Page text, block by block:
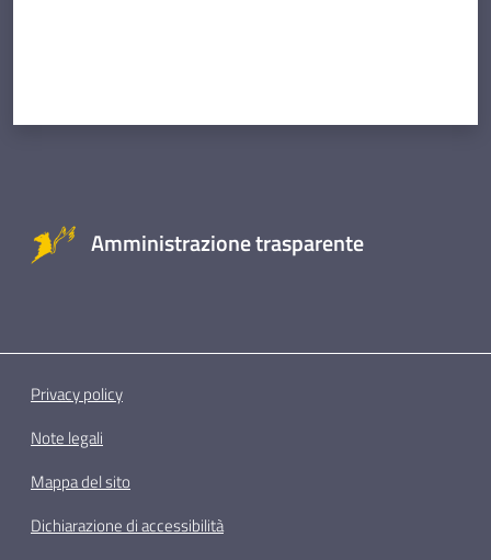
Amministrazione trasparente
Privacy policy
Note legali
Mappa del sito
Dichiarazione di accessibilità